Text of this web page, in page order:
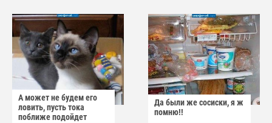
А может не будем его
ловить, пусть тока
поближе подойдет
Да были же сосиски, я ж
помню!!